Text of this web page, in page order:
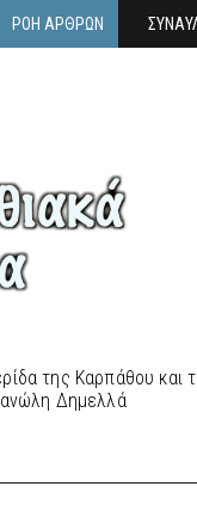
ΡΟΉ ΆΡΘΡΩΝ Το κρα
της Καρπάθου και
Δημελλά